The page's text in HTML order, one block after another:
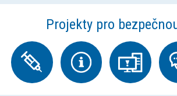
Projekty pro